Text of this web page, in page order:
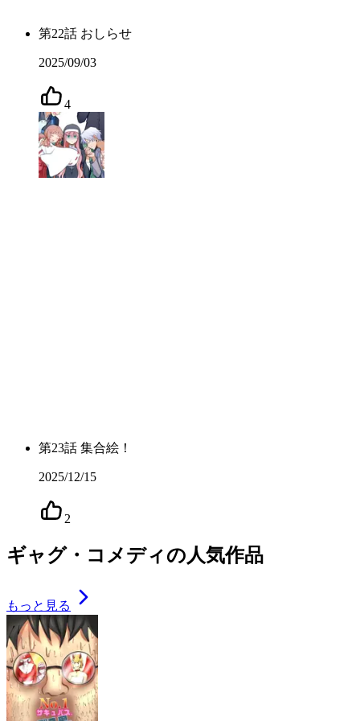
第22話 おしらせ
2025/09/03
4
第23話 集合絵！
2025/12/15
2
ギャグ・コメディの人気作品
もっと見る